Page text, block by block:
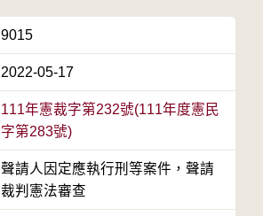
9015
2022-05-17
111年憲裁字第232號(111年度憲民
字第283號)
聲請人因定應執行刑等案件，聲請
裁判憲法審查